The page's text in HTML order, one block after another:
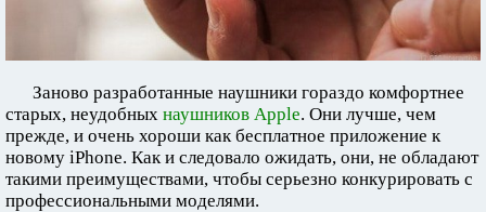
Заново разработанные наушники гораздо комфортнее
старых, неудобных наушников Apple. Они лучше, чем
прежде, и очень хороши как бесплатное приложение к
новому iPhone. Как и следовало ожидать, они, не обладают
такими преимуществами, чтобы серьезно конкурировать с
профессиональными моделями.